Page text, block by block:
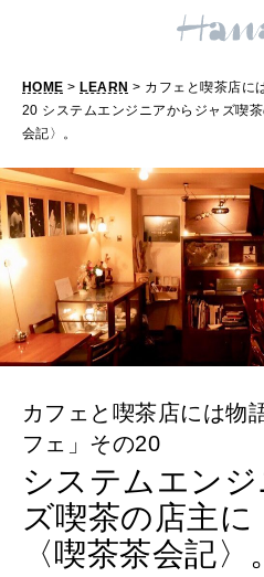
明日のわ
[12星座別]
女神まり愛のタロ
算命学がわかる
知る、考
ママもい
わたしがで
HOME > LEARN > カフェと喫茶店に
20 システムエンジニアからジャズ喫
会記〉。
カフェと喫茶店には物
フェ」その20
システムエン
ズ喫茶の店主に
〈喫茶茶会記〉。